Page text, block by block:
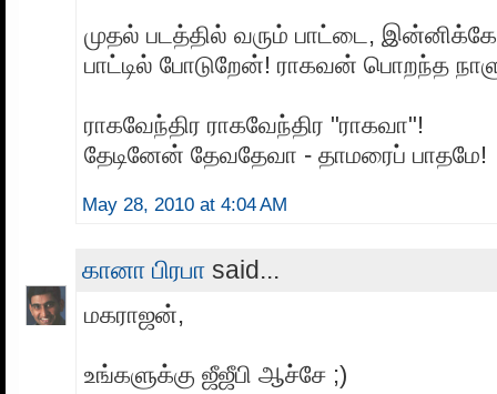
முதல் படத்தில் வரும் பாட்டை,
பாட்டில் போடுறேன்! ராகவன் பொறந்த
ராகவேந்திர ராகவேந்திர "ராகவா"!
தேடினேன் தேவதேவா - தாமரைப் பாதமே!
May 28, 2010 at 4:04 AM
கானா பிரபா said...
மகராஜன்,
உங்களுக்கு ஜீஜீபி ஆச்சே ;)